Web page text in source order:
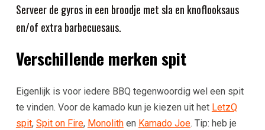
Serveer de gyros in een broodje met sla en knoflooksaus
en/of extra barbecuesaus.
Verschillende merken spit
Eigenlijk is voor iedere BBQ tegenwoordig wel een spit
te vinden. Voor de kamado kun je kiezen uit het LetzQ
spit, Spit on Fire, Monolithen Kamado Joe. Tip: heb je